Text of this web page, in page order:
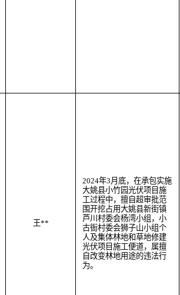
王**
2024年3月 底， 在承包实施
大姚县小竹园光伏项目施
工过程中， 擅自超审批范
围开挖占用大姚县新街镇
芦川村委会杨湾小组，小
古衙村委会狮子山小组个
人及集体林地和草地修建
光伏项目施工便道，属擅
自改变林地用途的违法行
为。